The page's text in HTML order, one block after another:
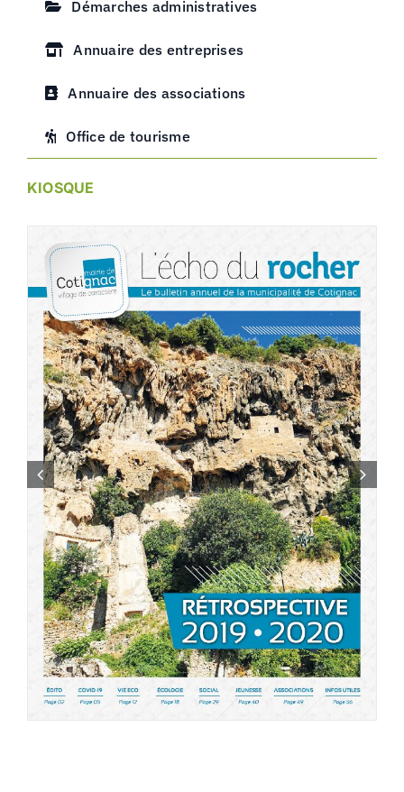
Démarches administratives
Annuaire des entreprises
Annuaire des associations
Office de tourisme
KIOSQUE